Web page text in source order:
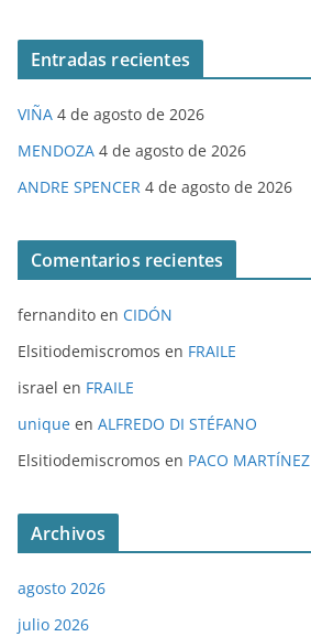
Entradas recientes
VIÑA 4 de agosto de 2026
MENDOZA 4 de agosto de 2026
ANDRE SPENCER 4 de agosto de 2026
Comentarios recientes
fernandito en CIDÓN
Elsitiodemiscromos en FRAILE
israel en FRAILE
unique en ALFREDO DI STÉFANO
Elsitiodemiscromos en PACO MARTÍNEZ
Archivos
agosto 2026
julio 2026